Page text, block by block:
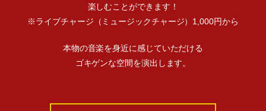
楽しむことができます！
※ライブチャージ（ミュージックチャージ）1,000円から
本物の音楽を身近に感じていただける
ゴキゲンな空間を演出します。